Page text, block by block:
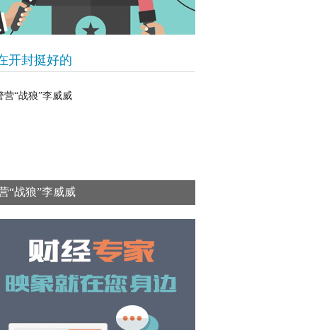
开封挺好的
“战狼”李威威